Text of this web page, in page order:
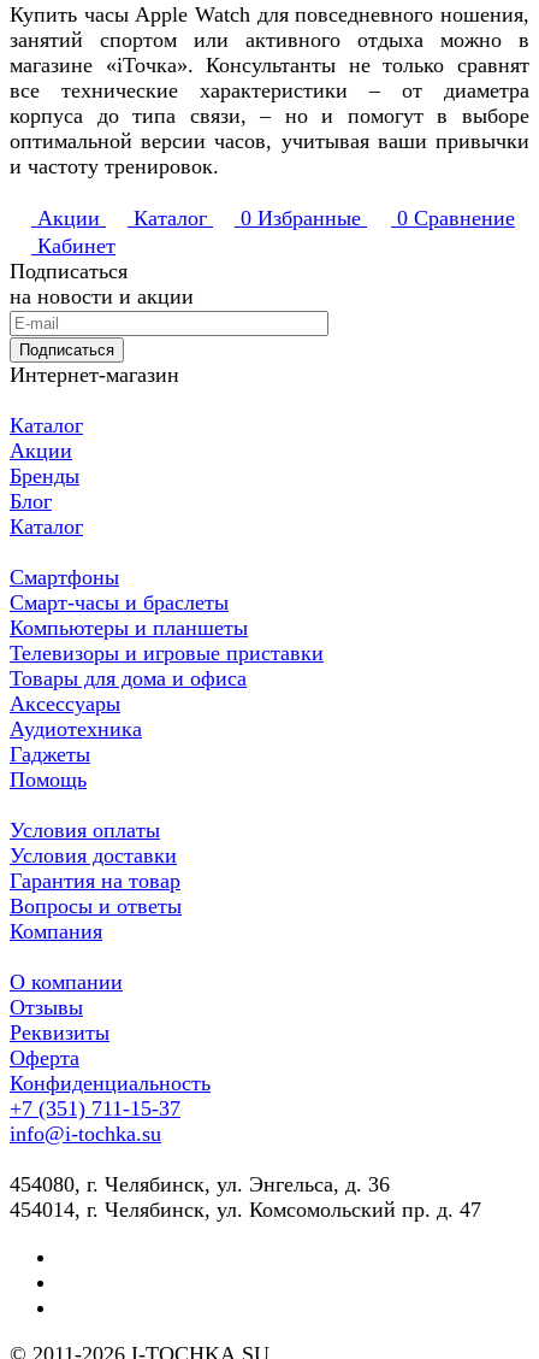
Купить часы Apple Watch для повседневного ношения,
занятий спортом или активного отдыха можно в
магазине «iТочка». Консультанты не только сравнят
все технические характеристики – от диаметра
корпуса до типа связи, – но и помогут в выборе
оптимальной версии часов, учитывая ваши привычки
и частоту тренировок.
Акции Каталог 0 Избранные 0 Сравнение
Кабинет
Подписаться
на новости и акции
Подписаться
Интернет-магазин
Каталог
Акции
Бренды
Блог
Каталог
Смартфоны
Смарт-часы и браслеты
Компьютеры и планшеты
Телевизоры и игровые приставки
Товары для дома и офиса
Аксессуары
Аудиотехника
Гаджеты
Помощь
Условия оплаты
Условия доставки
Гарантия на товар
Вопросы и ответы
Компания
О компании
Отзывы
Реквизиты
Оферта
Конфиденциальность
+7 (351) 711-15-37
info@i-tochka.su
​454080, г. Челябинск, ул. Энгельса, д. 36
454014, г. Челябинск, ул. Комсомольский пр. д. 47
© 2011-2026 I-TOCHKA.SU